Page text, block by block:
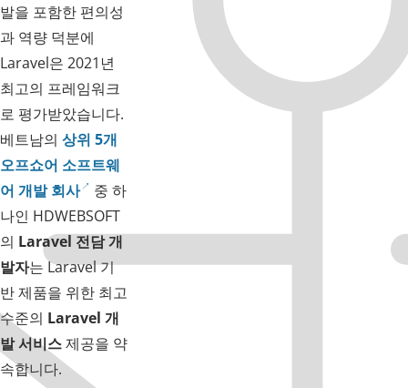
발을 포함한 편의성
과 역량 덕분에
Laravel은 2021년
최고의 프레임워크
로 평가받았습니다.
베트남의 상위 5개
오프쇼어 소프트웨
어 개발 회사
중 하
나인 HDWEBSOFT
의 Laravel 전담 개
발자는 Laravel 기
반 제품을 위한 최고
수준의 Laravel 개
발 서비스제공을 약
속합니다.